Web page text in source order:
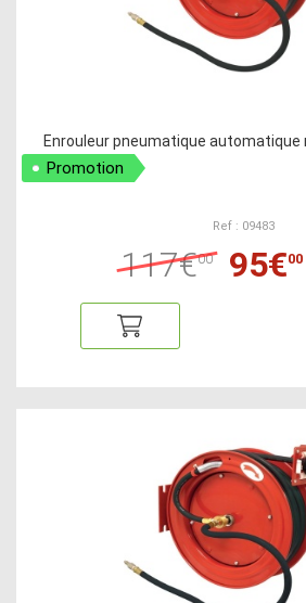
Enrouleur pneumatique automatique
Promotion
Ref : 09483
117€00 95€00